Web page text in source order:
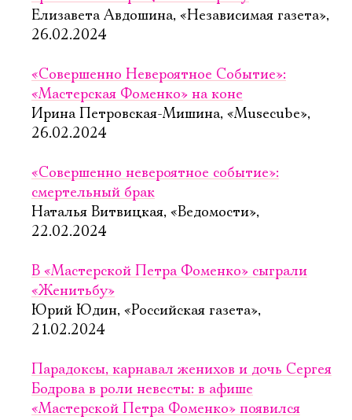
Елизавета Авдошина, «Независимая газета»,
26.02.2024
«Совершенно Невероятное Событие»:
«Мастерская Фоменко» на коне
Ирина Петровская-Мишина, «Musecube»,
26.02.2024
«Совершенно невероятное событие»:
смертельный брак
Наталья Витвицкая, «Ведомости»,
22.02.2024
В «Мастерской Петра Фоменко» сыграли
«Женитьбу»
Юрий Юдин, «Российская газета»,
21.02.2024
Парадоксы, карнавал женихов и дочь Сергея
Бодрова в роли невесты: в афише
«Мастерской Петра Фоменко» появился